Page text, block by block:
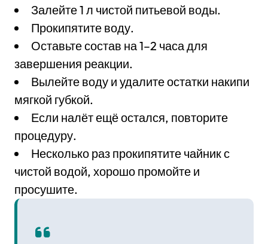
Залейте 1 л чистой питьевой воды.
Прокипятите воду.
Оставьте состав на 1–2 часа для
завершения реакции.
Вылейте воду и удалите остатки накипи
мягкой губкой.
Если налёт ещё остался, повторите
процедуру.
Несколько раз прокипятите чайник с
чистой водой, хорошо промойте и
просушите.